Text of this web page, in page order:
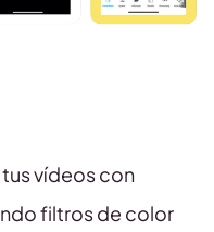
vídeos con
filtros de color